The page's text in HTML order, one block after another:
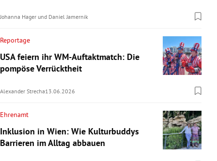
Johanna Hager und Daniel Jamernik
Reportage
USA feiern ihr WM-Auftaktmatch: Die
pompöse Verrücktheit
Alexander Strecha13.06.2026
Ehrenamt
Inklusion in Wien: Wie Kulturbuddys
Barrieren im Alltag abbauen